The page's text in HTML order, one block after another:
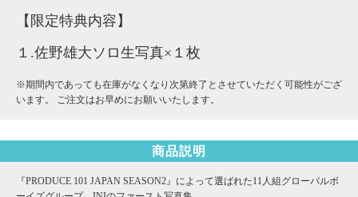
【限定特典内容】
１.佐野雄大ソロ生写真×１枚
※期間内であっても在庫がなくなり次第終了とさせていただく可能性がござ
います。 ご注文はお早めにお願いいたします。
商品説明
『PRODUCE 101 JAPAN SEASON2』によって選ばれた11人組グローバルボ